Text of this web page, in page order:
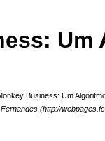
Um
Business: Um